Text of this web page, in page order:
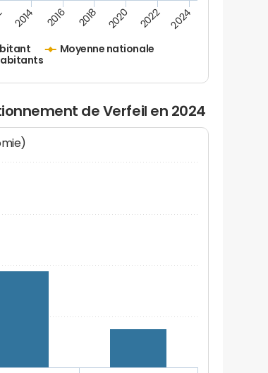
Moyenne nationale
2014 2016 2018 2020 2022 2024
de Verfeil en 2024